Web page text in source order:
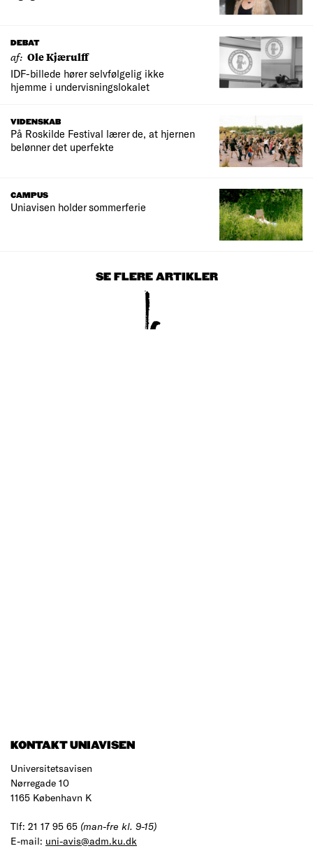
DEBAT
af: Ole Kjærulff
IDF-billede hører selvfølgelig ikke
hjemme i undervisningslokalet
VIDENSKAB
På Roskilde Festival lærer de, at hjernen
belønner det uperfekte
CAMPUS
Uniavisen holder sommerferie
SE FLERE ARTIKLER
KONTAKT UNIAVISEN
Universitetsavisen
Nørregade 10
1165 København K
Tlf: 21 17 95 65 (man-fre kl. 9-15)
E-mail: uni-avis@adm.ku.dk